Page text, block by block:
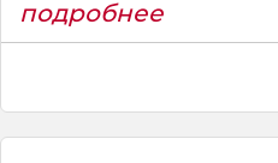
подробнее